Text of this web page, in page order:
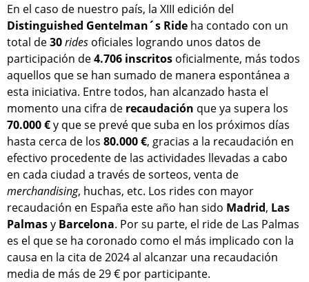
En el caso de nuestro país, la XIII edición del
Distinguished Gentelman´s Ride ha contado con un
total de30rides oficiales logrando unos datos de
participación de4.706 inscritos oficialmente, más todos
aquellos que se han sumado de manera espontánea a
esta iniciativa. Entre todos, han alcanzado hasta el
momento una cifra de recaudación que ya supera los
70.000 €y que se prevé que suba en los próximos días
hasta cerca de los 80.000 €, gracias a la recaudación en
efectivo procedente de las actividades llevadas a cabo
en cada ciudad a través de sorteos, venta de
merchandising, huchas, etc. Los rides con mayor
recaudación en España este año han sido Madrid, Las
Palmasy Barcelona. Por su parte, el ride de Las Palmas
es el que se ha coronado como el más implicado con la
causa en la cita de 2024 al alcanzar una recaudación
media de más de 29 € por participante.